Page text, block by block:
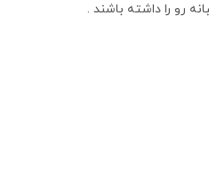
رو را داشته باشند .